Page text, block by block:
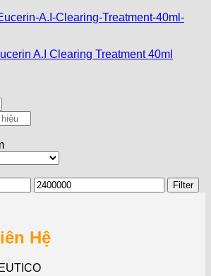
A.I Clearing Treatment 40ml
Max
price
Filter
Hệ